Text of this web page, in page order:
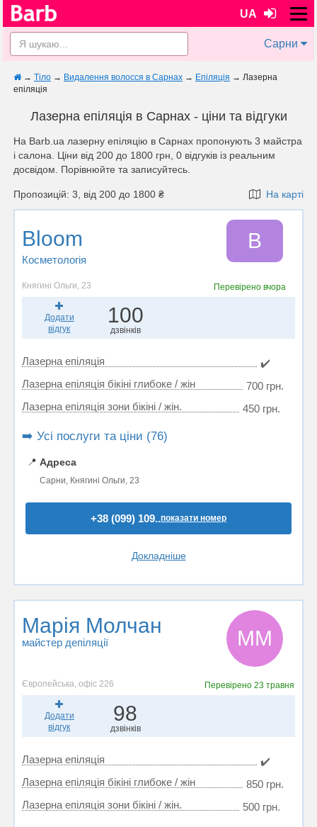
UA
Сарни
→ Тіло → Видалення волосся в Сарнах → Епіляція → Лазерна
епіляція
Лазерна епіляція в Сарнах - ціни та відгуки
На Barb.ua лазерну епіляцію в Сарнах пропонують 3 майстра
і салона. Ціни від 200 до 1800 грн, 0 відгуків із реальним
досвідом. Порівнюйте та записуйтесь.
Пропозицій: 3, від 200 до 1800 ₴ На карті
Bloom
Косметологія
B
Княгині Ольги, 23 Перевірено вчора
Додати
відгук
100
дзвінків
Лазерна епіляція
✔️
Лазерна епіляція бікіні глибоке / жін
700 грн.
Лазерна епіляція зони бікіні / жін.
450 грн.
➡️ Усі послуги та ціни (76)
📍 Адреса
Сарни, Княгині Ольги, 23
+38 (099) 109..показати номер
Докладніше
Марія Молчан
майстер депіляції ММ
Європейська, офіс 226 Перевірено23 травня
Додати
відгук
98
дзвінків
Лазерна епіляція
✔️
Лазерна епіляція бікіні глибоке / жін
850 грн.
Лазерна епіляція зони бікіні / жін.
500 грн.